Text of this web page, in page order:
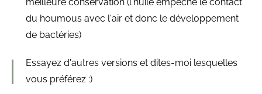
meilleure conservation (l'huile empêche le contact
du houmous avec l'air et donc le développement
de bactéries)
Essayez d'autres versions et dites-moi lesquelles
vous préférez :)